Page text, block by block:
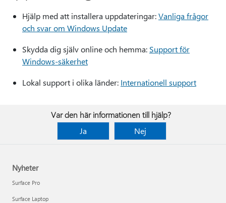
Hjälp med att installera uppdateringar:Vanliga frågor
och svar om Windows Update
Skydda dig själv online och hemma: Support för
Windows-säkerhet
Lokal support i olika länder: Internationell support
Var den här informationen till hjälp?
Ja
Nej
Nyheter
Surface Pro
Surface Laptop